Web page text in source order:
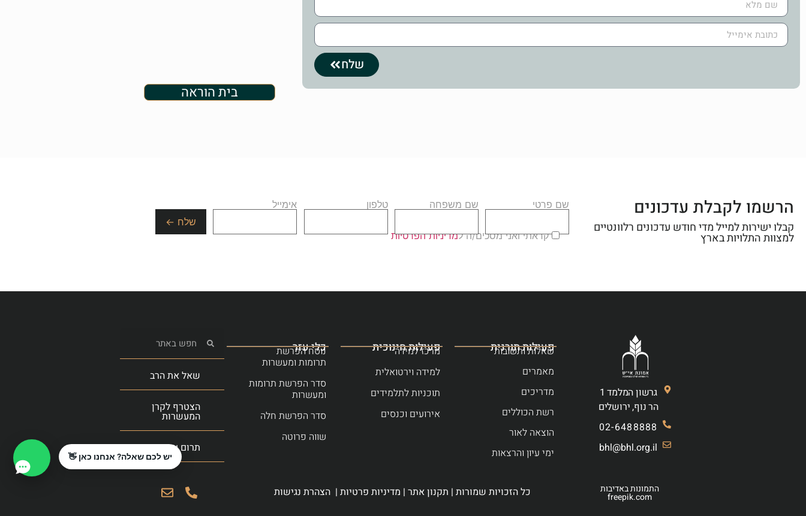
שלח
בית הוראה
הרשמו לקבלת עדכונים
קבלו ישירות למייל מדי חודש עדכונים רלוונטיים
למצוות התלויות בארץ
שם פרטי שם משפחה טלפון אימייל
קראתי ואני מסכים/ה למדיניות הפרטיות
גרשון המלמד 1
הר נוף, ירושלים
02-6488888
bhl@bhl.org.il
פעילות תורנית
שאלות ותשובות
מאמרים
מדריכים
רשת הכוללים
הוצאה לאור
ימי עיון והרצאות
פעילות חינוכית
מרכז למידה
למידה וירטואלית
תוכניות לתלמידים
אירועים וכנסים
כלי עזר
נוסח הפרשת
תרומות ומעשרות
סדר הפרשת תרומות
ומעשרות
סדר הפרשת חלה
שווה פרוטה
שאל את הרב
הצטרף לקרן
המעשרות
תרום עכשיו
התמונות באדיבות
freepik.com כל הזכויות שמורות | תקנון אתר| מדיניות פרטיות| הצהרת נגישות
יש לכם שאלה? אנחנו כאן 👋